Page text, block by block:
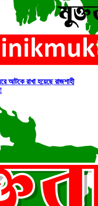
আটকে রাখা হয়েছে রাজশাহী